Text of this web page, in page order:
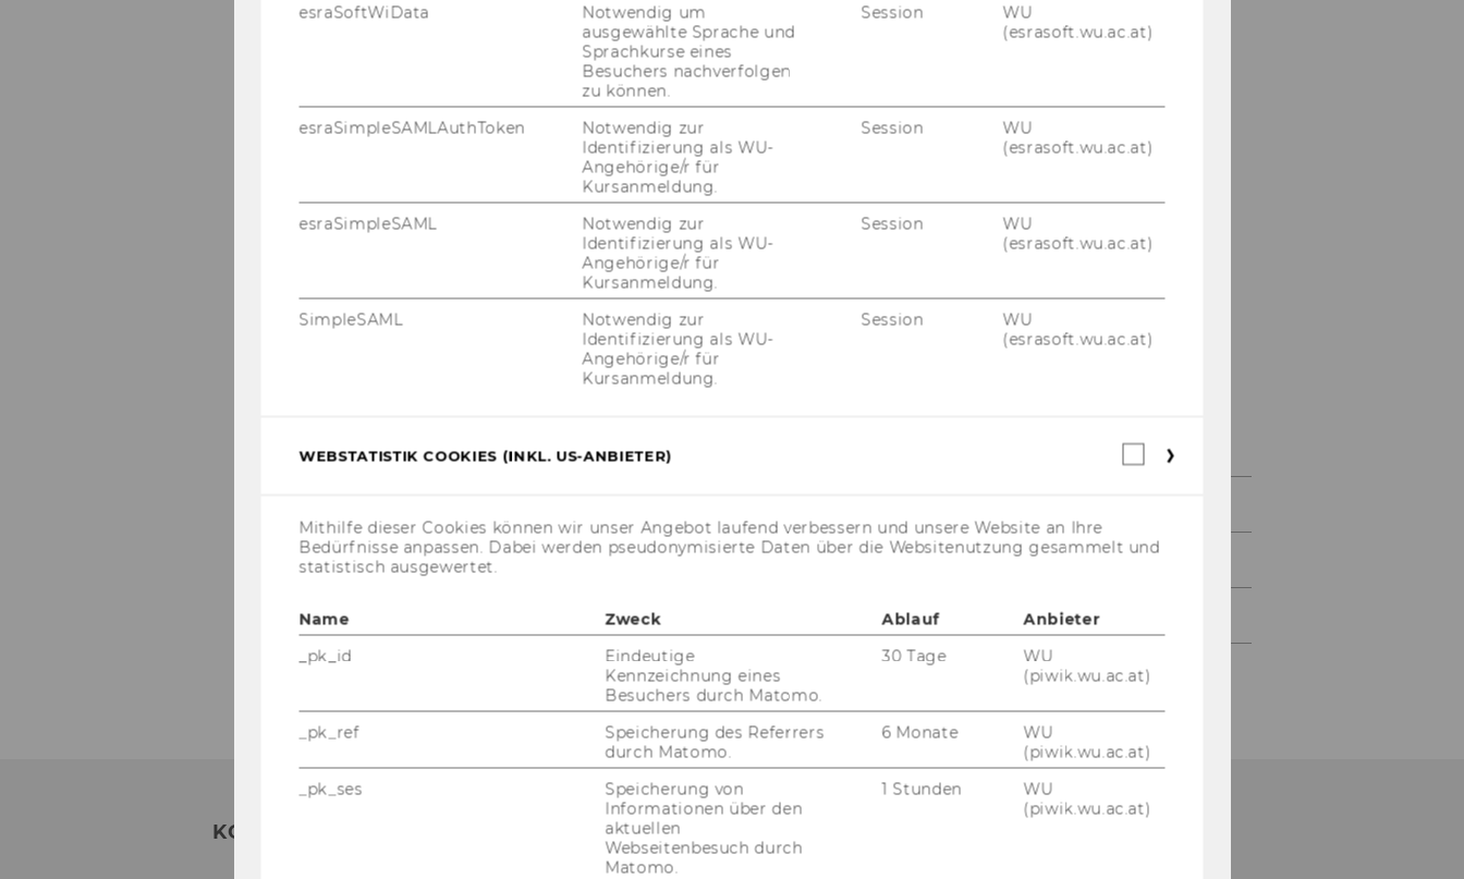
Anastasija Stamatović
Clemens Schuhmayer
Belma Turan
Forschung
Weitere Angebote
KON­TAKT
esraSoftWiData
Notwendig um
ausgewählte Sprache und
Sprachkurse eines
Besuchers nachverfolgen
zu können.
Session
WU
(esrasoft.wu.ac.at)
esraSimpleSAMLAuthToken
Notwendig zur
Identifizierung als WU-
Angehörige/r für
Kursanmeldung.
Session
WU
(esrasoft.wu.ac.at)
esraSimpleSAML
Notwendig zur
Identifizierung als WU-
Angehörige/r für
Kursanmeldung.
Session
WU
(esrasoft.wu.ac.at)
SimpleSAML
Notwendig zur
Identifizierung als WU-
Angehörige/r für
Kursanmeldung.
Session
WU
(esrasoft.wu.ac.at)
WEBSTATISTIK COOKIES (INKL. US-ANBIETER)
Webstatistik
Anbieter)
Mithilfe dieser Cookies können wir unser Angebot laufend verbessern und unsere Website an Ihre
Bedürfnisse anpassen. Dabei werden pseudonymisierte Daten über die Websitenutzung gesammelt und
statistisch ausgewertet.
Name Zweck Ablauf
Anbieter
_pk_id
Eindeutige
Kennzeichnung eines
Besuchers durch Matomo.
30 Tage
WU
(piwik.wu.ac.at)
_pk_ref
Speicherung des Referrers
durch Matomo.
6 Monate
WU
(piwik.wu.ac.at)
_pk_ses
Speicherung von
Informationen über den
aktuellen
Webseitenbesuch durch
Matomo.
1 Stunden
WU
(piwik.wu.ac.at)